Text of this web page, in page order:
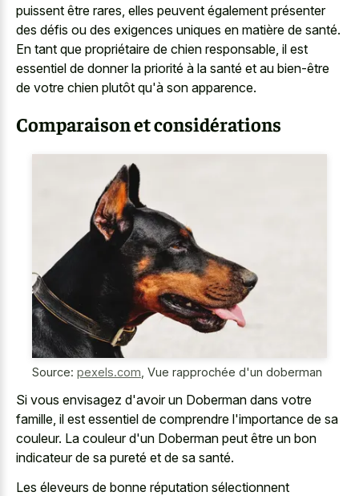
puissent être rares, elles peuvent également présenter
des défis ou des exigences uniques en matière de santé.
En tant que propriétaire de chien responsable, il est
essentiel de donner la priorité à la santé et au bien-être
de votre chien plutôt qu'à son apparence.
Comparaison et considérations
Source: pexels.com Vue rapprochée d'un doberman
Si vous envisagez d'avoir un Doberman dans votre
famille, il est essentiel de comprendre l'importance de sa
couleur. La couleur d'un Doberman peut être un bon
indicateur de sa pureté et de sa santé.
Les éleveurs de bonne réputation sélectionnent